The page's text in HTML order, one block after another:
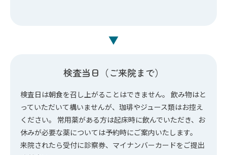
▼
検査当日（ご来院まで）
検査日は朝食を召し上がることはできません。 飲み物はと
っていただいて構いませんが、珈琲やジュース類はお控え
ください。 常用薬がある方は起床時に飲んでいただき、お
休みが必要な薬については予約時にご案内いたします。
来院されたら受付に診察券、マイナンバーカードをご提出